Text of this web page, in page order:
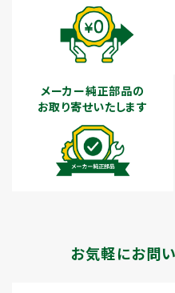
メーカー純正部品の
お取り寄せいたします
お気軽にお問